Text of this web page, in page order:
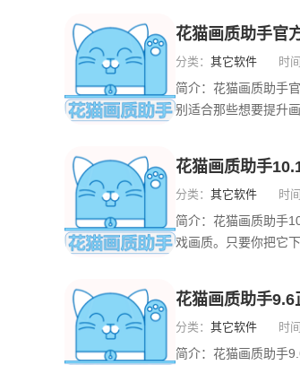
际体验下明显能减少
花猫画质助手官
分类： 其它软件 时间
简介： 花猫画质助手
别适合那些想要提升
超级方便。对于一些
花猫画质助手
分类： 其它软件 时间
简介： 花猫画质助手
戏画质。只要你把它
太棒了！而且这个版
花猫画质助手9.6
分类： 其它软件 时间
简介： 花猫画质助手